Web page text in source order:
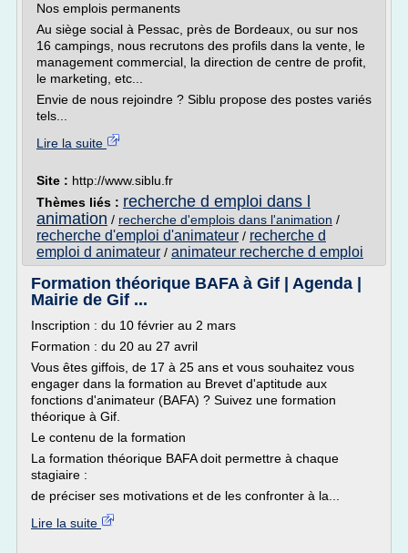
Nos emplois permanents
Au siège social à Pessac, près de Bordeaux, ou sur nos
16 campings, nous recrutons des profils dans la vente, le
management commercial, la direction de centre de profit,
le marketing, etc...
Envie de nous rejoindre ? Siblu propose des postes variés
tels...
Lire la suite
Site : http://www.siblu.fr
Thèmes liés : recherche d emploi dans l
animation / recherche d'emplois dans l'animation /
recherche d'emploi d'animateur / recherche d
emploi d animateur / animateur recherche d emploi
Formation théorique BAFA à Gif | Agenda |
Mairie de Gif ...
Inscription : du 10 février au 2 mars
Formation : du 20 au 27 avril
Vous êtes giffois, de 17 à 25 ans et vous souhaitez vous
engager dans la formation au Brevet d'aptitude aux
fonctions d'animateur (BAFA) ? Suivez une formation
théorique à Gif.
Le contenu de la formation
La formation théorique BAFA doit permettre à chaque
stagiaire :
de préciser ses motivations et de les confronter à la...
Lire la suite